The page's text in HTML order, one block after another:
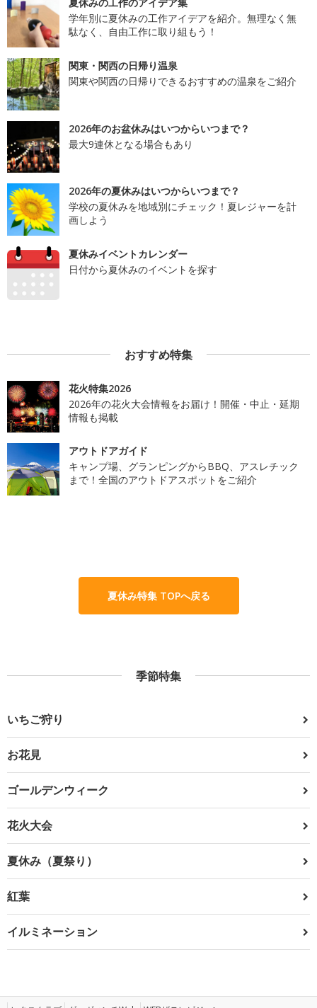
夏休みの工作のアイデア集
学年別に夏休みの工作アイデアを紹介。無理なく無
駄なく、自由工作に取り組もう！
関東・関西の日帰り温泉
関東や関西の日帰りできるおすすめの温泉をご紹介
2026年のお盆休みはいつからいつまで？
最大9連休となる場合もあり
2026年の夏休みはいつからいつまで？
学校の夏休みを地域別にチェック！夏レジャーを計
画しよう
夏休みイベントカレンダー
日付から夏休みのイベントを探す
おすすめ特集
花火特集2026
2026年の花火大会情報をお届け！開催・中止・延期
情報も掲載
アウトドアガイド
キャンプ場、グランピングからBBQ、アスレチック
まで！全国のアウトドアスポットをご紹介
夏休み特集 TOPへ戻る
季節特集
いちご狩り
お花見
ゴールデンウィーク
花火大会
夏休み（夏祭り）
紅葉
イルミネーション